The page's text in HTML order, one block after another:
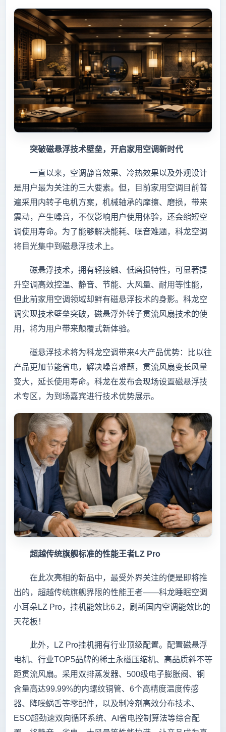
突破磁悬浮技术壁垒，开启家用空调新时代
一直以来，空调静音效果、冷热效果以及外观设计
是用户最为关注的三大要素。但，目前家用空调目前普
遍采用内转子电机方案，机械轴承的摩擦、磨损，带来
震动，产生噪音，不仅影响用户使用体验，还会缩短空
调使用寿命。为了能够解决能耗、噪音难题，科龙空调
将目光集中到磁悬浮技术上。
磁悬浮技术，拥有轻接触、低磨损特性，可显著提
升空调高效控温、静音、节能、大风量、耐用等性能，
但此前家用空调领域却鲜有磁悬浮技术的身影。科龙空
调实现技术壁垒突破，磁悬浮外转子贯流风扇技术的使
用，将为用户带来颠覆式新体验。
磁悬浮技术将为科龙空调带来4大产品优势：比以往
产品更加节能省电，解决噪音难题，贯流风扇变长风量
变大，延长使用寿命。科龙在发布会现场设置磁悬浮技
术专区，为到场嘉宾进行技术优势展示。
超越传统旗舰标准的性能王者LZ Pro
在此次亮相的新品中，最受外界关注的便是即将推
出的，超越传统旗舰界限的性能王者——科龙睡眠空调
小耳朵LZ Pro，挂机能效比6.2，刷新国内空调能效比的
天花板！
此外，LZ Pro挂机拥有行业顶级配置。配置磁悬浮
电机、行业TOP5品牌的稀土永磁压缩机、高品质斜不等
距贯流风扇。采用双排蒸发器、500级电子膨胀阀、铜
含量高达99.99%的内螺纹铜管、6个高精度温度传感
器、降噪蜗舌等零配件，以及制冷剂高效分布技术、
ESO超劲速双向循环系统、AI省电控制算法等综合配